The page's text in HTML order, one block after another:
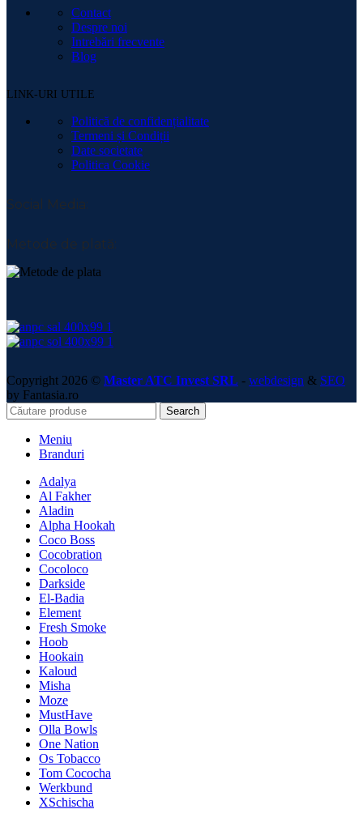
Contact
Despre noi
Intrebări frecvente
Blog
LINK-URI UTILE
Politică de confidențialitate
Termeni și Condiții
Date societate
Politica Cookie
Social Media:
Metode de plată:
Copyright 2026 © Master ATC Invest SRL - webdesign & SEO
by Fantasia.ro
Search
Meniu
Branduri
Adalya
Al Fakher
Aladin
Alpha Hookah
Coco Boss
Cocobration
Cocoloco
Darkside
El-Badia
Element
Fresh Smoke
Hoob
Hookain
Kaloud
Misha
Moze
MustHave
Olla Bowls
One Nation
Os Tobacco
Tom Cococha
Werkbund
XSchischa